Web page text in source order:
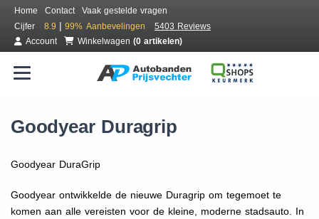
Home Contact
Vaak gestelde vragen
Cijfer
8.9 | 99% Aanbevelingen
5403 Reviews
Account
Winkelwagen (0 artikelen)
Goodyear Duragrip
Goodyear DuraGrip
Goodyear ontwikkelde de nieuwe Duragrip om tegemoet te
komen aan alle vereisten voor de kleine, moderne stadsauto. In